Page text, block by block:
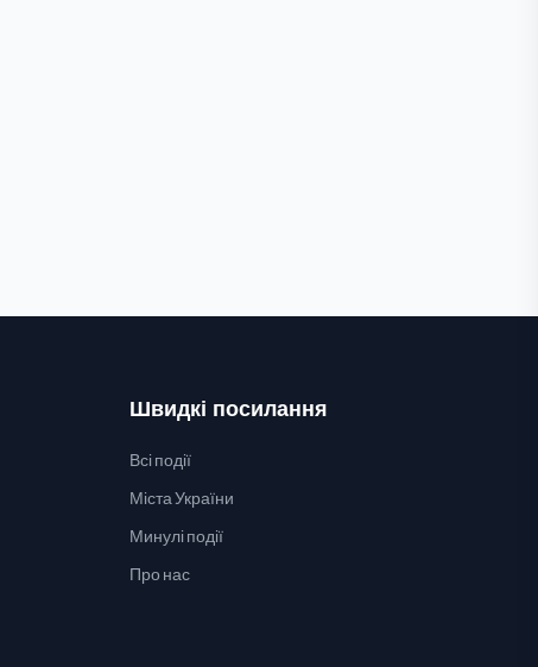
Швидкі посилання
Всі події
Міста України
Минулі події
Про нас